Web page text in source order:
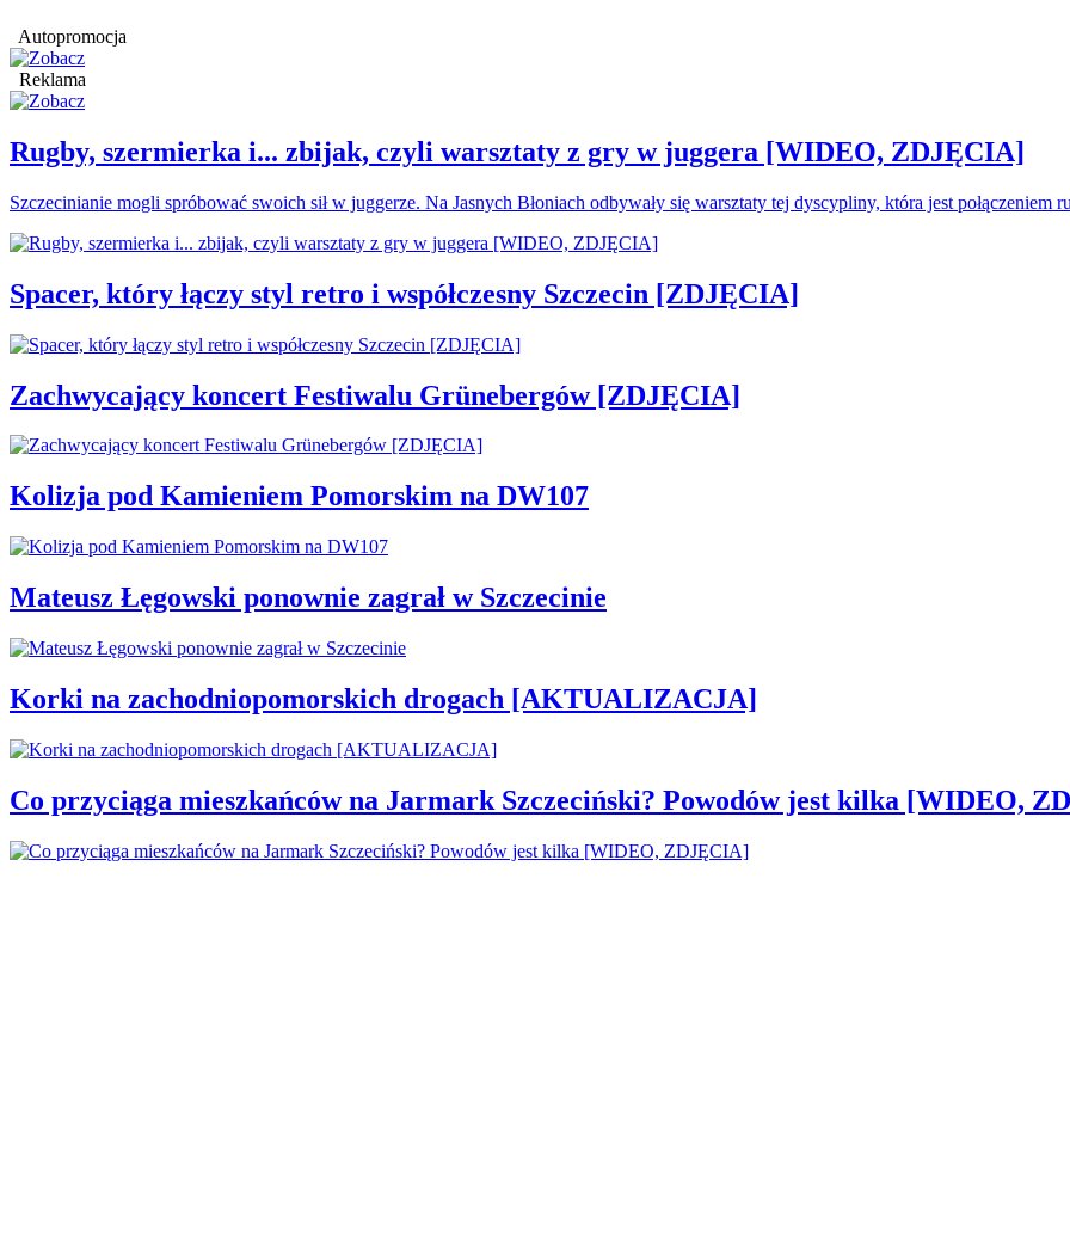
Autopromocja
Reklama
Rugby, szermierka i... zbijak, czyli warsztaty z gry w juggera [WIDEO, ZDJĘCIA]
Szczecinianie mogli spróbować swoich sił w juggerze. Na Jasnych Błoniach odbywały się warsztaty tej dyscypliny, która jest połączeniem
Spacer, który łączy styl retro i współczesny Szczecin [ZDJĘCIA]
Zachwycający koncert Festiwalu Grünebergów [ZDJĘCIA]
Kolizja pod Kamieniem Pomorskim na DW107
Mateusz Łęgowski ponownie zagrał w Szczecinie
Korki na zachodniopomorskich drogach [AKTUALIZACJA]
Co przyciąga mieszkańców na Jarmark Szczeciński? Powodów jest kilka [WIDEO,